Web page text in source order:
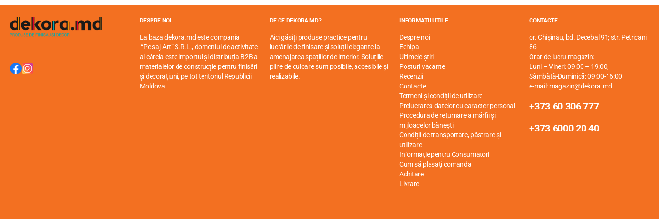
DESPRE NOI
La baza dekora.md este compania
“Peisaj-Art” S.R.L., domeniul de activitate
al căreia este importul și distribuția B2B a
materialelor de construcție pentru finisări
și decorațiuni, pe tot teritoriul Republicii
Moldova.
DE CE DEKORA.MD?
Aici găsiți produse practice pentru
lucrările de finisare și soluții elegante la
amenajarea spațiilor de interior. Soluțiile
pline de culoare sunt posibile, accesibile și
realizabile.
INFORMAȚII UTILE
Despre noi
Echipa
Ultimele știri
Posturi vacante
Recenzii
Contacte
Termeni și condiții de utilizare
Prelucrarea datelor cu caracter personal
Procedura de returnare a mărfii și
mijloacelor bănești
Condiții de transportare, păstrare și
utilizare
Informaţie pentru Consumatori
Cum să plasați comanda
Achitare
Livrare
CONTACTE
or. Chișinău, bd. Decebal 91; str. Petricani
86
Orar de lucru magazin:
Luni – Vineri: 09:00 – 19:00;
Sâmbătă-Duminică: 09:00-16:00
e-mail: magazin@dekora.md
+373 60 306 777
+373 6000 20 40